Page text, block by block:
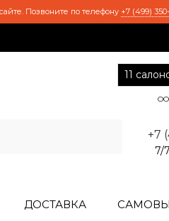
Позвоните по телефону +7 (499)
11
+7
7/7
ДОСТАВКА